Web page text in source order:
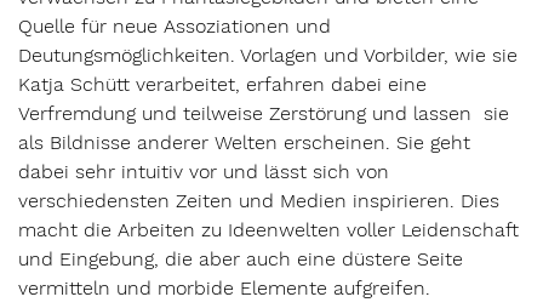
Quelle für neue Assoziationen und
Deutungsmöglichkeiten. Vorlagen und Vorbilder, wie sie
Katja Schütt verarbeitet, erfahren dabei eine
Verfremdung und teilweise Zerstörung und lassen sie
als Bildnisse anderer Welten erscheinen. Sie geht
dabei sehr intuitiv vor und lässt sich von
verschiedensten Zeiten und Medien inspirieren. Dies
macht die Arbeiten zu Ideenwelten voller Leidenschaft
und Eingebung, die aber auch eine düstere Seite
vermitteln und morbide Elemente aufgreifen.